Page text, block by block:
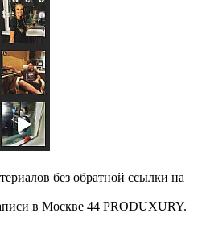
без обратной ссылки на
в Москве 44 PRODUXURY.